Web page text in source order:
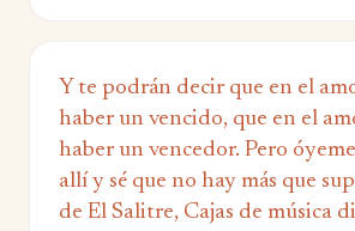
Y te podrán decir que en el
haber un vencido, que en el
haber un vencedor. Pero
allí y sé que no hay más que
de El Salitre, Cajas de música